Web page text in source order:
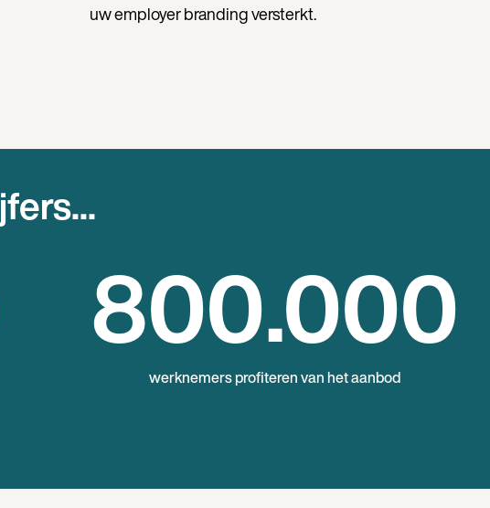
uw employer branding versterkt.
800.000
werknemers profiteren van het aanbod